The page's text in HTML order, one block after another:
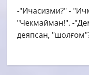
-"Ичасизми?" -
"Чекмайман!". -
деяпсан,